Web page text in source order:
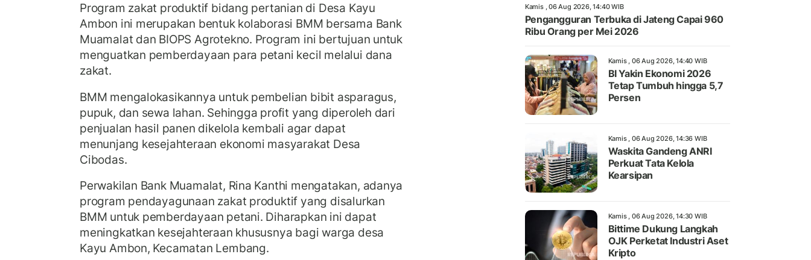
Program zakat produktif bidang pertanian di Desa Kayu
Ambon ini merupakan bentuk kolaborasi BMM bersama Bank
Muamalat dan BIOPS Agrotekno. Program ini bertujuan untuk
menguatkan pemberdayaan para petani kecil melalui dana
zakat.
BMM mengalokasikannya untuk pembelian bibit asparagus,
pupuk, dan sewa lahan. Sehingga profit yang diperoleh dari
penjualan hasil panen dikelola kembali agar dapat
menunjang kesejahteraan ekonomi masyarakat Desa
Cibodas.
Perwakilan Bank Muamalat, Rina Kanthi mengatakan, adanya
program pendayagunaan zakat produktif yang disalurkan
BMM untuk pemberdayaan petani. Diharapkan ini dapat
meningkatkan kesejahteraan khususnya bagi warga desa
Kayu Ambon, Kecamatan Lembang.
Kamis , 06 Aug 2026, 14:40 WIB
Pengangguran Terbuka di Jateng Capai 960
Ribu Orang per Mei 2026
Kamis , 06 Aug 2026, 14:40 WIB
BI Yakin Ekonomi 2026
Tetap Tumbuh hingga 5,7
Persen
Kamis , 06 Aug 2026, 14:36 WIB
Waskita Gandeng ANRI
Perkuat Tata Kelola
Kearsipan
Kamis , 06 Aug 2026, 14:30 WIB
Bittime Dukung Langkah
OJK Perketat Industri Aset
Kripto